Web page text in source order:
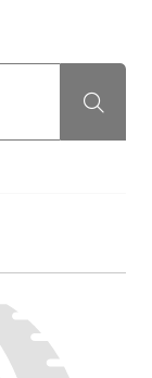
Recherche